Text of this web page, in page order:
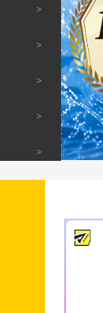
>
>
>
>
>